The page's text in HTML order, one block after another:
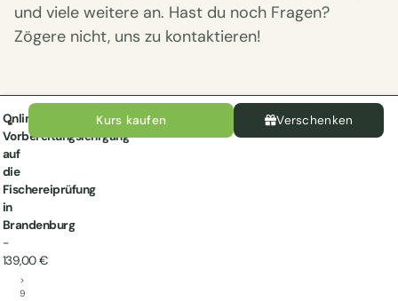
und viele weitere an. Hast du noch Fragen?
Zögere nicht, uns zu kontaktieren!
Online-
Vorbereitungslehrgang
auf
die
Fischereiprüfung
in
Brandenburg
-
139,00 €
>
9
Kurs kaufen Verschenken